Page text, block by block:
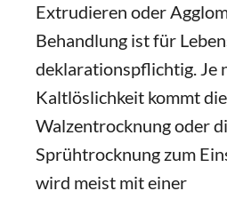
Extrudieren oder
Behandlung ist für
deklarationspflichtig. Je
Kaltlöslichkeit kommt
Walzentrocknung oder
Sprühtrocknung zum
wird meist mit einer